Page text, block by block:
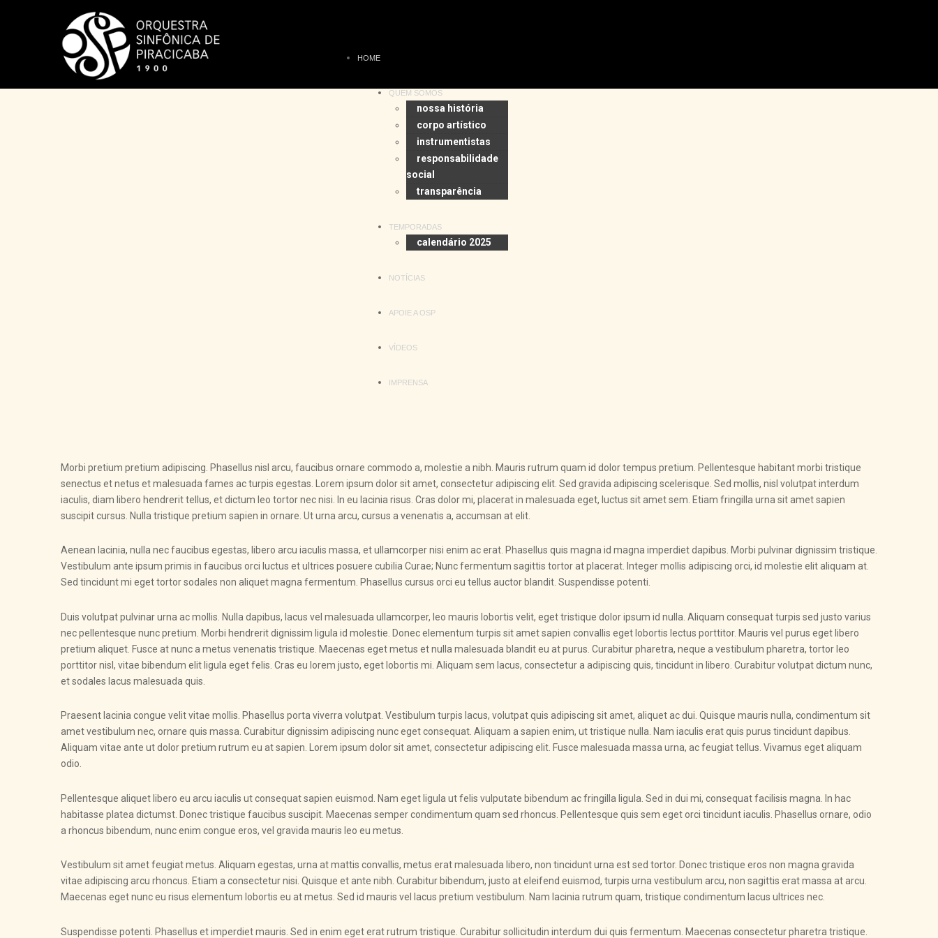
HOME
QUEM SOMOS
nossa história
corpo artístico
instrumentistas
responsabilidade
social
transparência
TEMPORADAS
calendário 2025
NOTÍCIAS
APOIE A OSP
VÍDEOS
IMPRENSA
Morbi pretium pretium adipiscing. Phasellus nisl arcu, faucibus ornare commodo a, molestie a nibh. Mauris rutrum quam id dolor tempus pretium. Pellentesque habitant morbi tristique
senectus et netus et malesuada fames ac turpis egestas. Lorem ipsum dolor sit amet, consectetur adipiscing elit. Sed gravida adipiscing scelerisque. Sed mollis, nisl volutpat interdum
iaculis, diam libero hendrerit tellus, et dictum leo tortor nec nisi. In eu lacinia risus. Cras dolor mi, placerat in malesuada eget, luctus sit amet sem. Etiam fringilla urna sit amet sapien
suscipit cursus. Nulla tristique pretium sapien in ornare. Ut urna arcu, cursus a venenatis a, accumsan at elit.
Aenean lacinia, nulla nec faucibus egestas, libero arcu iaculis massa, et ullamcorper nisi enim ac erat. Phasellus quis magna id magna imperdiet dapibus. Morbi pulvinar dignissim tristique.
Vestibulum ante ipsum primis in faucibus orci luctus et ultrices posuere cubilia Curae; Nunc fermentum sagittis tortor at placerat. Integer mollis adipiscing orci, id molestie elit aliquam at.
Sed tincidunt mi eget tortor sodales non aliquet magna fermentum. Phasellus cursus orci eu tellus auctor blandit. Suspendisse potenti.
Duis volutpat pulvinar urna ac mollis. Nulla dapibus, lacus vel malesuada ullamcorper, leo mauris lobortis velit, eget tristique dolor ipsum id nulla. Aliquam consequat turpis sed justo varius
nec pellentesque nunc pretium. Morbi hendrerit dignissim ligula id molestie. Donec elementum turpis sit amet sapien convallis eget lobortis lectus porttitor. Mauris vel purus eget libero
pretium aliquet. Fusce at nunc a metus venenatis tristique. Maecenas eget metus et nulla malesuada blandit eu at purus. Curabitur pharetra, neque a vestibulum pharetra, tortor leo
porttitor nisl, vitae bibendum elit ligula eget felis. Cras eu lorem justo, eget lobortis mi. Aliquam sem lacus, consectetur a adipiscing quis, tincidunt in libero. Curabitur volutpat dictum nunc,
et sodales lacus malesuada quis.
Praesent lacinia congue velit vitae mollis. Phasellus porta viverra volutpat. Vestibulum turpis lacus, volutpat quis adipiscing sit amet, aliquet ac dui. Quisque mauris nulla, condimentum sit
amet vestibulum nec, ornare quis massa. Curabitur dignissim adipiscing nunc eget consequat. Aliquam a sapien enim, ut tristique nulla. Nam iaculis erat quis purus tincidunt dapibus.
Aliquam vitae ante ut dolor pretium rutrum eu at sapien. Lorem ipsum dolor sit amet, consectetur adipiscing elit. Fusce malesuada massa urna, ac feugiat tellus. Vivamus eget aliquam
odio.
Pellentesque aliquet libero eu arcu iaculis ut consequat sapien euismod. Nam eget ligula ut felis vulputate bibendum ac fringilla ligula. Sed in dui mi, consequat facilisis magna. In hac
habitasse platea dictumst. Donec tristique faucibus suscipit. Maecenas semper condimentum quam sed rhoncus. Pellentesque quis sem eget orci tincidunt iaculis. Phasellus ornare, odio
a rhoncus bibendum, nunc enim congue eros, vel gravida mauris leo eu metus.
Vestibulum sit amet feugiat metus. Aliquam egestas, urna at mattis convallis, metus erat malesuada libero, non tincidunt urna est sed tortor. Donec tristique eros non magna gravida
vitae adipiscing arcu rhoncus. Etiam a consectetur nisi. Quisque et ante nibh. Curabitur bibendum, justo at eleifend euismod, turpis urna vestibulum arcu, non sagittis erat massa at arcu.
Maecenas eget nunc eu risus elementum lobortis eu at metus. Sed id mauris vel lacus pretium vestibulum. Nam lacinia rutrum quam, tristique condimentum lacus ultrices nec.
Suspendisse potenti. Phasellus et imperdiet mauris. Sed in enim eget erat rutrum tristique. Curabitur sollicitudin interdum dui quis fermentum. Maecenas consectetur pharetra tristique.